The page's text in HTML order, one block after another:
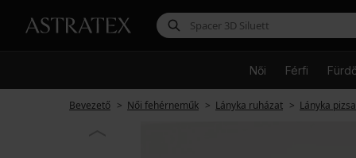
Női Férfi
Bevezető Női fehérneműk Lányka ruházat Lányka